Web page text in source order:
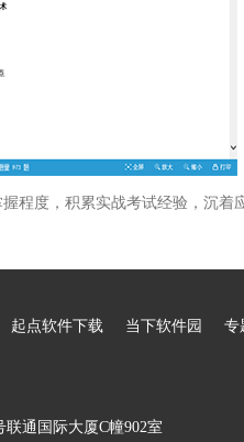
程度，积累实战考试经验，沉着
起点软件下载 当下软件园 专
通国际大厦C幢902室